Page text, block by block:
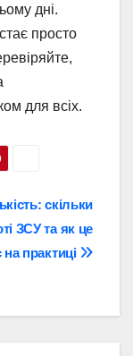
дні.
просто
для всіх.
скільки
ЗСУ та як це
практиці